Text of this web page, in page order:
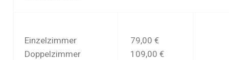
Einzelzimmer
Doppelzimmer
79,00 €
109,00 €